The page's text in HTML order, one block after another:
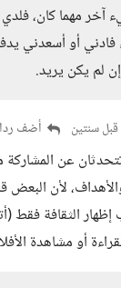
مهما كان،
أو أسعدني
لم يكن يريد.
قبل سنتين أضف ردا
عن
لأن البعض
إظهار الثقافة
أو مشاهدة